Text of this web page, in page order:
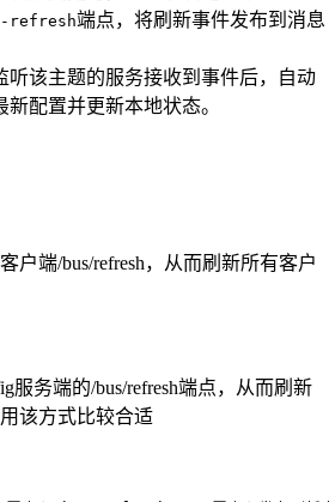
refresh端点，将刷新事件发布到消息
听该主题的服务接收到事件后，自动
新配置并更新本地状态。
户端/bus/refresh，从而刷新所有客户
服务端的/bus/refresh端点，从而刷新
该方式比较合适